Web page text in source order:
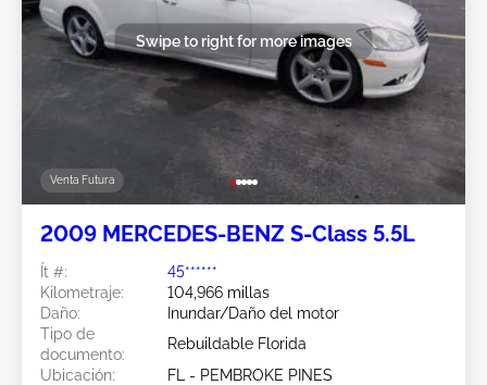
Venta Futura
Swipe to right for more images
2009 MERCEDES-BENZ S-Class 5.5L
Ít #:
45******
Kilometraje:
104,966 millas
Daño:
Inundar/Daño del motor
Tipo de
documento:
Rebuildable Florida
Ubicación:
FL - PEMBROKE PINES